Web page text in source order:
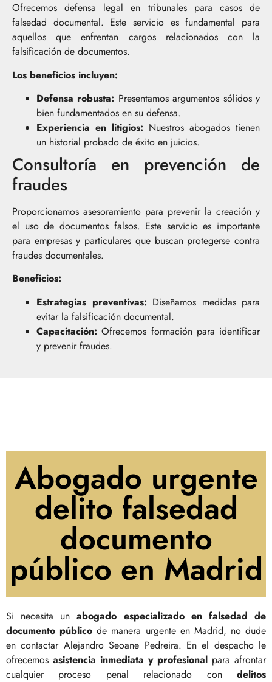
Ofrecemos defensa legal en tribunales para casos de
falsedad documental. Este servicio es fundamental para
aquellos que enfrentan cargos relacionados con la
falsificación de documentos.
Los beneficios incluyen:
Defensa robusta: Presentamos argumentos sólidos y
bien fundamentados en su defensa.
Experiencia en litigios: Nuestros abogados tienen
un historial probado de éxito en juicios.
Consultoría en prevención de
fraudes
Proporcionamos asesoramiento para prevenir la creación y
el uso de documentos falsos. Este servicio es importante
para empresas y particulares que buscan protegerse contra
fraudes documentales.
Beneficios:
Estrategias preventivas: Diseñamos medidas para
evitar la falsificación documental.
Capacitación: Ofrecemos formación para identificar
y prevenir fraudes.
Abogado urgente
delito falsedad
documento
público en Madrid
Si necesita unabogado especializado en falsedad de
documento público de manera urgente en Madrid, no dude
en contactar Alejandro Seoane Pedreira. En el despacho le
ofrecemos asistencia inmediata y profesional para afrontar
cualquier proceso penal relacionado con delitos